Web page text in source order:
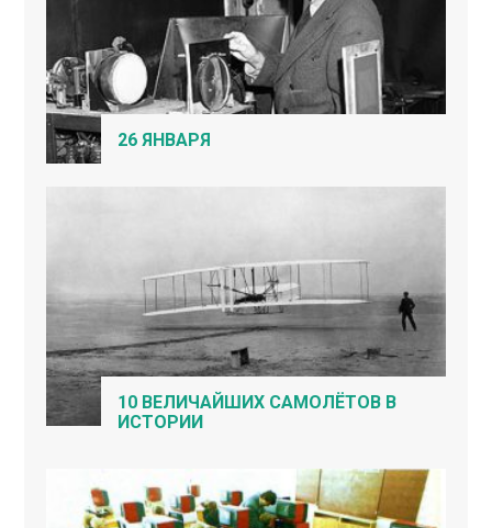
26 ЯНВАРЯ
10 ВЕЛИЧАЙШИХ САМОЛЁТОВ В
ИСТОРИИ